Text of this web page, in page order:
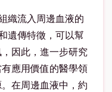
織流入周邊血液的
遺傳特徵，可以幫
因此，進一步研究
應用價值的醫學領
在周邊血液中，約